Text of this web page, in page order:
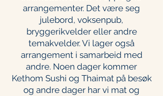
arrangementer. Det være seg
julebord, voksenpub,
bryggerikvelder eller andre
temakvelder. Vi lager også
arrangement i samarbeid med
andre. Noen dager kommer
Kethom Sushi og Thaimat på besøk
og andre dager har vi mat og